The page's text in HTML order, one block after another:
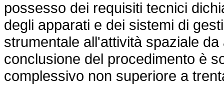
possesso dei requisiti tecnici
degli apparati e dei sistemi di
strumentale all'attività spaziale
conclusione del procedimento è
complessivo non superiore a